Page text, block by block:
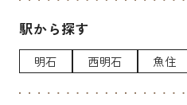
駅から探す
明石 西明石 魚住